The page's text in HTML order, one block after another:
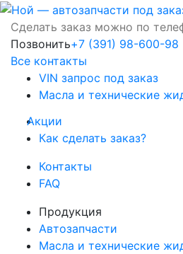
Сделать заказ можно по
Позвонить+7 (391) 98-600-98
Все контакты
VIN запрос под заказ
Масла и технические
Акции
Как сделать заказ?
Контакты
FAQ
Продукция
Автозапчасти
Масла и технические